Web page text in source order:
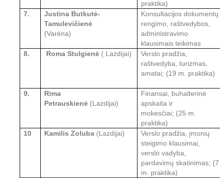
praktika)
7.
Justina Butkutė-
Tamulevičienė
(Varėna)
Konsultacijos dokumentų
rengimo, raštvedybos,
administravimo
klausimais teikimas
8.
Roma Stulgienė ( Lazdijai)
Verslo pradžia,
raštvedyba, turizmas,
amatai; (19 m. praktika)
9.
Rima
Petrauskienė (Lazdijai)
Finansai, buhalterinė
apskaita ir
mokesčiai; (25 m.
praktika)
10
Kamilis Zoluba (Lazdijai)
Verslo pradžia, įmonių
steigimo klausimai,
verslo vadyba,
pardavimų skatinimas; (7
m. praktika)